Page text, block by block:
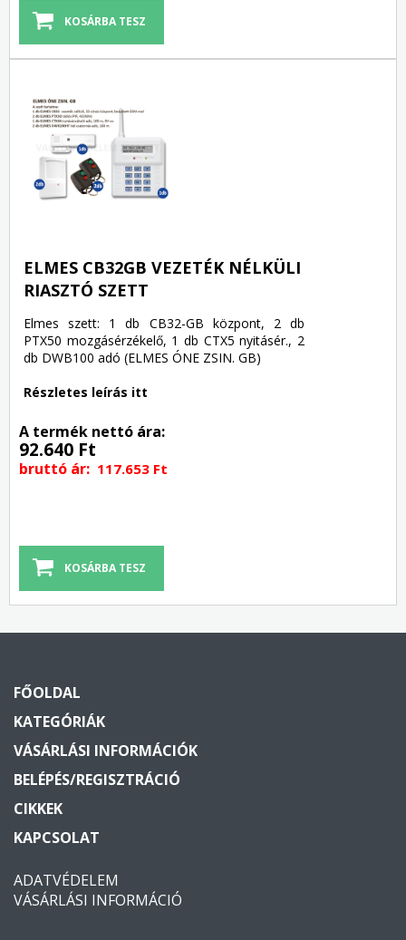
ELMES CB32GB VEZETÉK NÉLKÜLI
RIASZTÓ SZETT
Elmes szett: 1 db CB32-GB központ, 2 db
PTX50 mozgásérzékelő, 1 db CTX5 nyitásér., 2
db DWB100 adó (ELMES ÓNE ZSIN. GB)
Részletes leírás itt
A termék nettó ára:
92.640 Ft
bruttó ár: 117.653 Ft
FŐOLDAL
KATEGÓRIÁK
VÁSÁRLÁSI INFORMÁCIÓK
BELÉPÉS/REGISZTRÁCIÓ
CIKKEK
KAPCSOLAT
ADATVÉDELEM
VÁSÁRLÁSI INFORMÁCIÓ